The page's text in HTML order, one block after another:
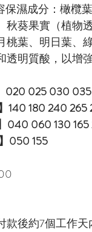
保濕成分：橄欖
秋葵果實（植物
桃葉、明日葉、
明質酸，以增
020 025 030 035
140 180 240
040 060 130
050 155
款後約7個工作天